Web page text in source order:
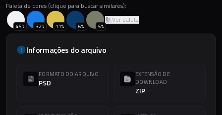
Paleta de cores (clique para buscar similares):
45% 32% 11% 6% 5%
Ver paleta
Informações do arquivo
FORMATO DO ARQUIVO
PSD
EXTENSÃO DE
DOWNLOAD
ZIP